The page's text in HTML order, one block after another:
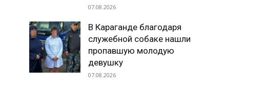
07.08.2026
В Караганде благодаря
служебной собаке нашли
пропавшую молодую
девушку
07.08.2026